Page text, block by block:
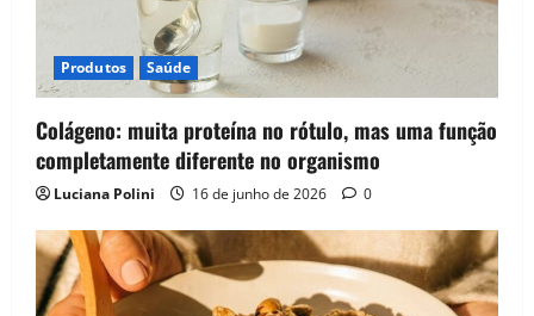
Produtos Saúde
Colágeno: muita proteína no rótulo, mas uma função
completamente diferente no organismo
Luciana Polini 16 de junho de 2026 0